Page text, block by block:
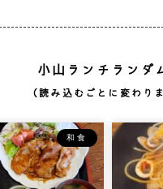
小山ランチランダ
（読み込むごとに変わり
和食